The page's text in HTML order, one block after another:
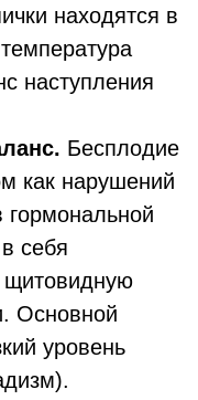
находятся в
наступления
Бесплодие
как нарушений
гормональной
себя
щитовидную
Основной
уровень